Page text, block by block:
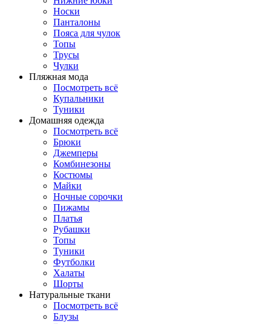
Носки
Панталоны
Поясa для чулок
Топы
Трусы
Чулки
Пляжная мода
Посмотреть всё
Купальники
Туники
Домашняя одежда
Посмотреть всё
Брюки
Джемперы
Комбинезоны
Костюмы
Майки
Ночные сорочки
Пижамы
Платья
Рубашки
Топы
Туники
Футболки
Халаты
Шорты
Натуральные ткани
Посмотреть всё
Блузы